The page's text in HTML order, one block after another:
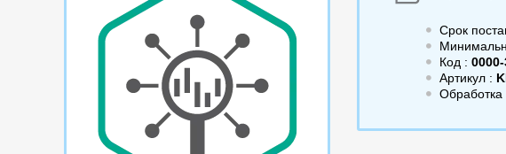
Срок
Код :
Артикул :
Обработка